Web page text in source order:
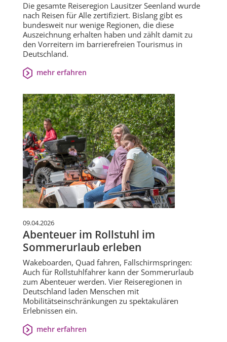
Die gesamte Reiseregion Lausitzer Seenland wurde
nach Reisen für Alle zertifiziert. Bislang gibt es
bundesweit nur wenige Regionen, die diese
Auszeichnung erhalten haben und zählt damit zu
den Vorreitern im barrierefreien Tourismus in
Deutschland.
mehr erfahren
09.04.2026
Abenteuer im Rollstuhl im
Sommerurlaub erleben
Wakeboarden, Quad fahren, Fallschirmspringen:
Auch für Rollstuhlfahrer kann der Sommerurlaub
zum Abenteuer werden. Vier Reiseregionen in
Deutschland laden Menschen mit
Mobilitätseinschränkungen zu spektakulären
Erlebnissen ein.
mehr erfahren